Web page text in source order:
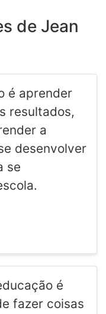
de Jean
é aprender
resultados,
a
desenvolver
se
é
fazer coisas